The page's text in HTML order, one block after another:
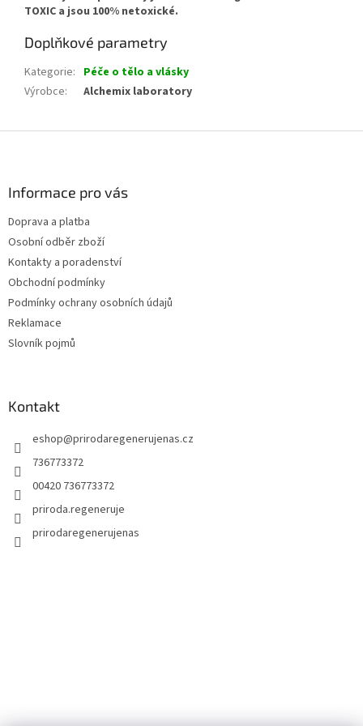
TOXIC a jsou 100% netoxické.
Doplňkové parametry
Kategorie: Péče o tělo a vlásky
Výrobce: Alchemix laboratory
Informace pro vás
Doprava a platba
Osobní odběr zboží
Kontakty a poradenství
Obchodní podmínky
Podmínky ochrany osobních údajů
Reklamace
Slovník pojmů
Kontakt
eshop@prirodaregenerujenas.cz
736773372
00420 736773372
priroda.regeneruje
prirodaregenerujenas